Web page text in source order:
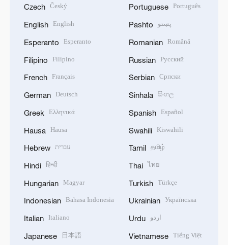
Czech Český
English English
Esperanto Esperanto
Filipino Filipino
French Français
German Deutsch
Greek Ελληνικά
Hausa Hausa
Hebrew עברית
Hindi हिन्दी
Hungarian Magyar
Indonesian Bahasa Indonesia
Italian Italiano
Japanese 日本語
Portuguese Português
Pashto پښتو
Romanian Română
Russian Русский
Serbian Српски
Sinhala සිංහල
Spanish Español
Swahili Kiswahili
Tamil தமிழ்
Thai ไทย
Turkish Türkçe
Ukrainian Українська
Urdu اردو
Vietnamese Tiếng Việt